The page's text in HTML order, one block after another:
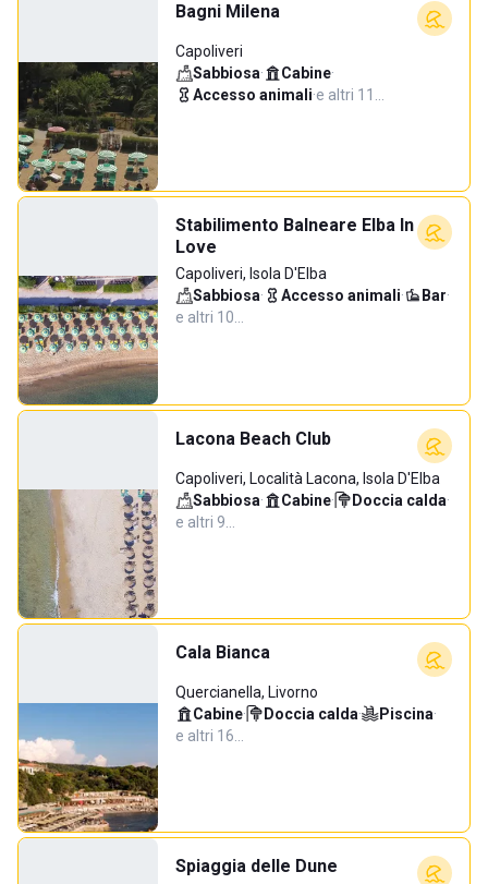
Bagni Milena
Capoliveri
Sabbiosa· Cabine·
Accesso animali·e altri 11…
Stabilimento Balneare Elba In
Love
Capoliveri, Isola D'Elba
Sabbiosa· Accesso animali· Bar·
e altri 10…
Lacona Beach Club
Capoliveri, Località Lacona, Isola D'Elba
Sabbiosa· Cabine· Doccia calda·
e altri 9…
Cala Bianca
Quercianella, Livorno
Cabine· Doccia calda· Piscina·
e altri 16…
Spiaggia delle Dune